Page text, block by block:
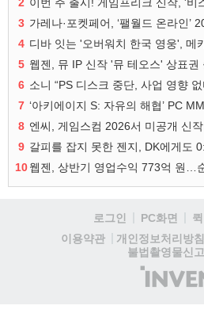
3 가레나·포켓페어, ‘팰월드 온라인’
4 디바 잇는 '오버워치 한국 영웅', 메
5 웹젠, 뮤 IP 신작 '뮤 테오스' 상표권
6 소니 “PS 디스크 중단, 사업 영향 없
7 ‘아키에이지 S: 자유의 해협’ PC
8 엔씨, 게임스컴 2026서 미공개 신
9 갈피를 잡지 못한 젠지, DK에게도
10웹젠, 상반기 영업수익 773억 원…
로그인 PC화면
이용약관
개인정보처리방침
불법촬영물신
(주)
인